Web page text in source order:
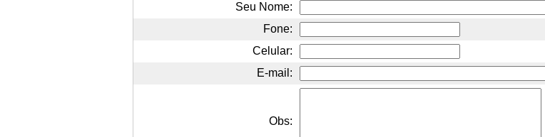
Seu Nome:
Fone:
Celular:
E-mail:
Obs: